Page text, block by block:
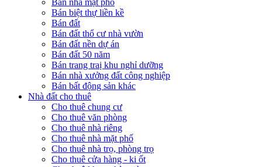
Bán nhà mặt phố
Bán biệt thự liền kề
Bán đất
Bán đất thổ cư nhà vườn
Bán đất nền dự án
Bán đất 50 năm
Bán trang traị khu nghỉ dưỡng
Bán nhà xưởng đất công nghiệp
Bán bất động sản khác
Nhà đất cho thuê
Cho thuê chung cư
Cho thuê văn phòng
Cho thuê nhà riêng
Cho thuê nhà mặt phố
Cho thuê nhà trọ, phòng trọ
Cho thuê cửa hàng - ki ốt